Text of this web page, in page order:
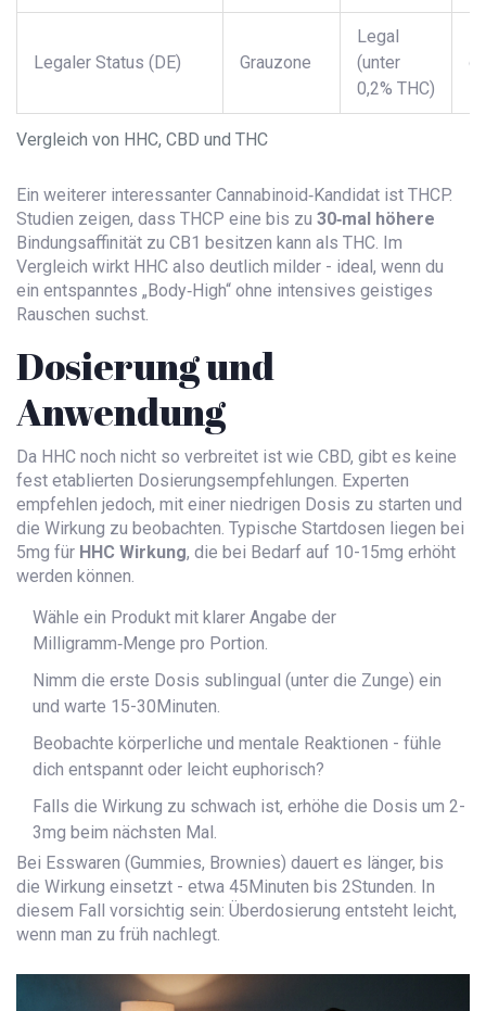
Vergleich von HHC, CBD und THC
Legaler Status (DE) Grauzone
Legal
(unter
0,2% THC)
Ein weiterer interessanter Cannabinoid‑Kandidat ist THCP.
Studien zeigen, dass THCP eine bis zu 30‑mal höhere
Bindungsaffinität zu CB1 besitzen kann als THC. Im
Vergleich wirkt HHC also deutlich milder - ideal, wenn du
ein entspanntes „Body‑High“ ohne intensives geistiges
Rauschen suchst.
Dosierung und
Anwendung
Da HHC noch nicht so verbreitet ist wie CBD, gibt es keine
fest etablierten Dosierungsempfehlungen. Experten
empfehlen jedoch, mit einer niedrigen Dosis zu starten und
die Wirkung zu beobachten. Typische Startdosen liegen bei
5mg für HHC Wirkung, die bei Bedarf auf 10-15mg erhöht
werden können.
Wähle ein Produkt mit klarer Angabe der
Milligramm‑Menge pro Portion.
Nimm die erste Dosis sublingual (unter die Zunge) ein
und warte 15-30Minuten.
Beobachte körperliche und mentale Reaktionen - fühle
dich entspannt oder leicht euphorisch?
Falls die Wirkung zu schwach ist, erhöhe die Dosis um 2-
3mg beim nächsten Mal.
Bei Esswaren (Gummies, Brownies) dauert es länger, bis
die Wirkung einsetzt - etwa 45Minuten bis 2Stunden. In
diesem Fall vorsichtig sein: Überdosierung entsteht leicht,
wenn man zu früh nachlegt.